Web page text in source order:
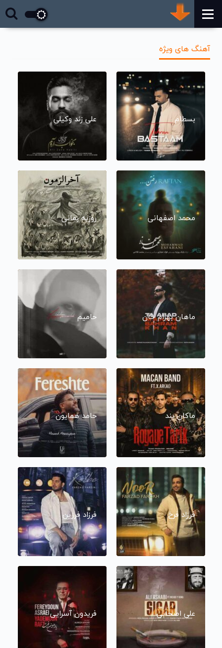
آهنگ های ویژه
بسطام علی زند وکیلی
محمد اصفهانی روزبه بمانی
ماهان بهرام خان حامیم
ماکان بند حامد همایون
فرزاد فرخ فرزاد فرزین
علی اصحابی فریدون آسرایی